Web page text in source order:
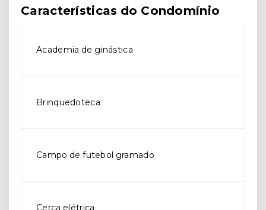
Características do Condomínio
Academia de ginástica
Brinquedoteca
Campo de futebol gramado